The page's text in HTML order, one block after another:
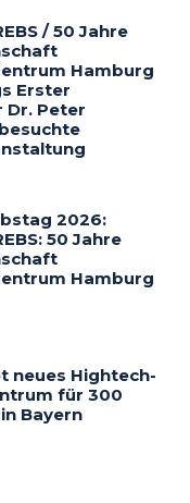
/ 50 Jahre
Hamburg
Erster
Dr. Peter
2026:
50 Jahre
Hamburg
neues Hightech-
für 300
Bayern